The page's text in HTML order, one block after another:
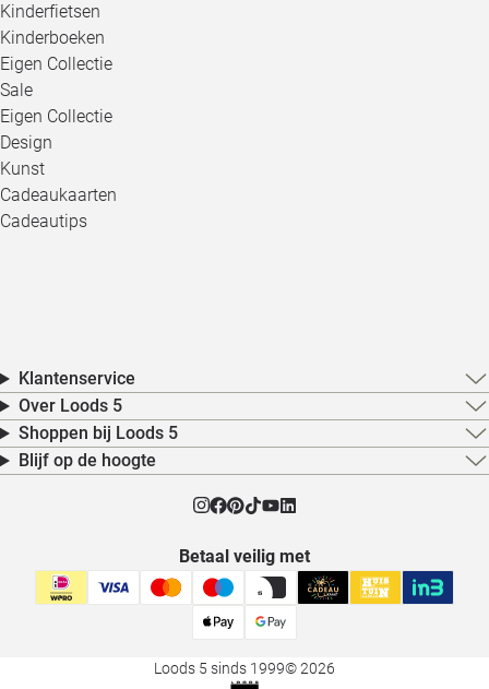
Kinderfietsen
Kinderboeken
Eigen Collectie
Sale
Eigen Collectie
Design
Kunst
Cadeaukaarten
Cadeautips
Klantenservice
Over Loods 5
Shoppen bij Loods 5
Blijf op de hoogte
Betaal veilig met
Loods 5 sinds 1999© 2026